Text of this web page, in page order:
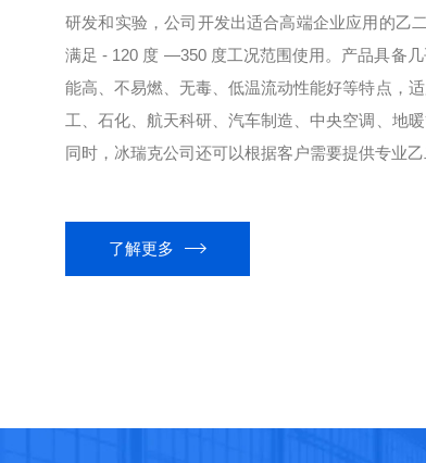
研发和实验，公司开发出适合高端企业应用的乙
满足 - 120 度 —350 度工况范围使用。产品具备
能高、不易燃、无毒、低温流动性能好等特点，
工、石化、航天科研、汽车制造、中央空调、地
同时，冰瑞克公司还可以根据客户需要提供专业
了解更多